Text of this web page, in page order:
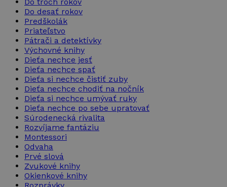
Do desať rokov
Predškolák
Priateľstvo
Pátrači a detektívky
Výchovné knihy
Dieťa nechce jesť
Dieťa nechce spať
Dieťa si nechce čistiť zuby
Dieťa nechce chodiť na nočník
Dieťa si nechce umývať ruky
Dieťa nechce po sebe upratovať
Súrodenecká rivalita
Rozvíjame fantáziu
Montessori
Odvaha
Prvé slová
Zvukové knihy
Okienkové knihy